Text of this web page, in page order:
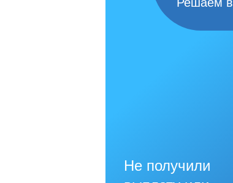
Не получили